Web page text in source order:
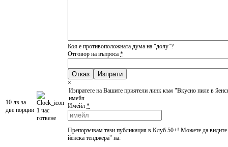
Коя е противоположната дума на "долу"?
Отговор на въпроса *
Отказ
×
Изпратете на Вашите приятели линк към "Вкусно пиле в
имейл
Имейл *
Препоръчвам тази публикация в Клуб 50+! Можете да
йенска тенджера" на:
10 лв за
две порции 1 час
готвене